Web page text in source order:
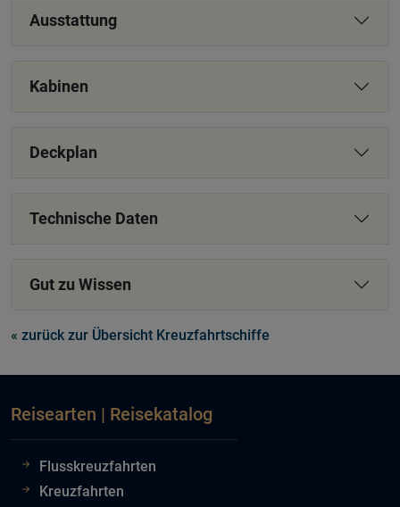
Ausstattung
Kabinen
Deckplan
Technische Daten
Gut zu Wissen
« zurück zur Übersicht Kreuzfahrtschiffe
Reisearten | Reisekatalog
Flusskreuzfahrten
Kreuzfahrten